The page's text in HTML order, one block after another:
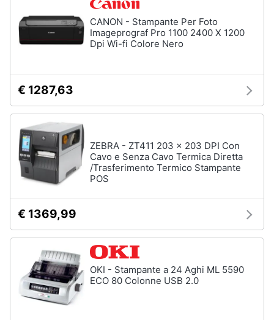
CANON - Stampante Per Foto
Imageprograf Pro 1100 2400 X 1200
Dpi Wi-fi Colore Nero
€ 1287,63
ZEBRA - ZT411 203 x 203 DPI Con
Cavo e Senza Cavo Termica Diretta
/Trasferimento Termico Stampante
POS
€ 1369,99
OKI - Stampante a 24 Aghi ML 5590
ECO 80 Colonne USB 2.0